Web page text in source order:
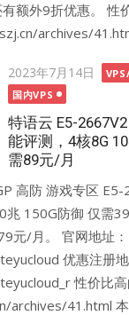
额外9折优惠。 性
archives/
Posted
on
2023年7月14日
国内VPS
特语云 E5-
能评测，4核8G
需89元/月
高防 游戏专区
兆 150G防御 仅需
元/月。 官网地址：
优惠注册地
性价比高
archives/41.html